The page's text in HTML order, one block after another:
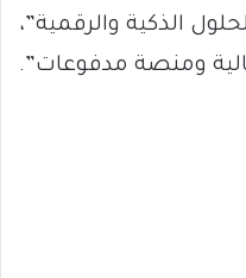
الذكية والرقمية”،
ومنصة مدفوعات”.